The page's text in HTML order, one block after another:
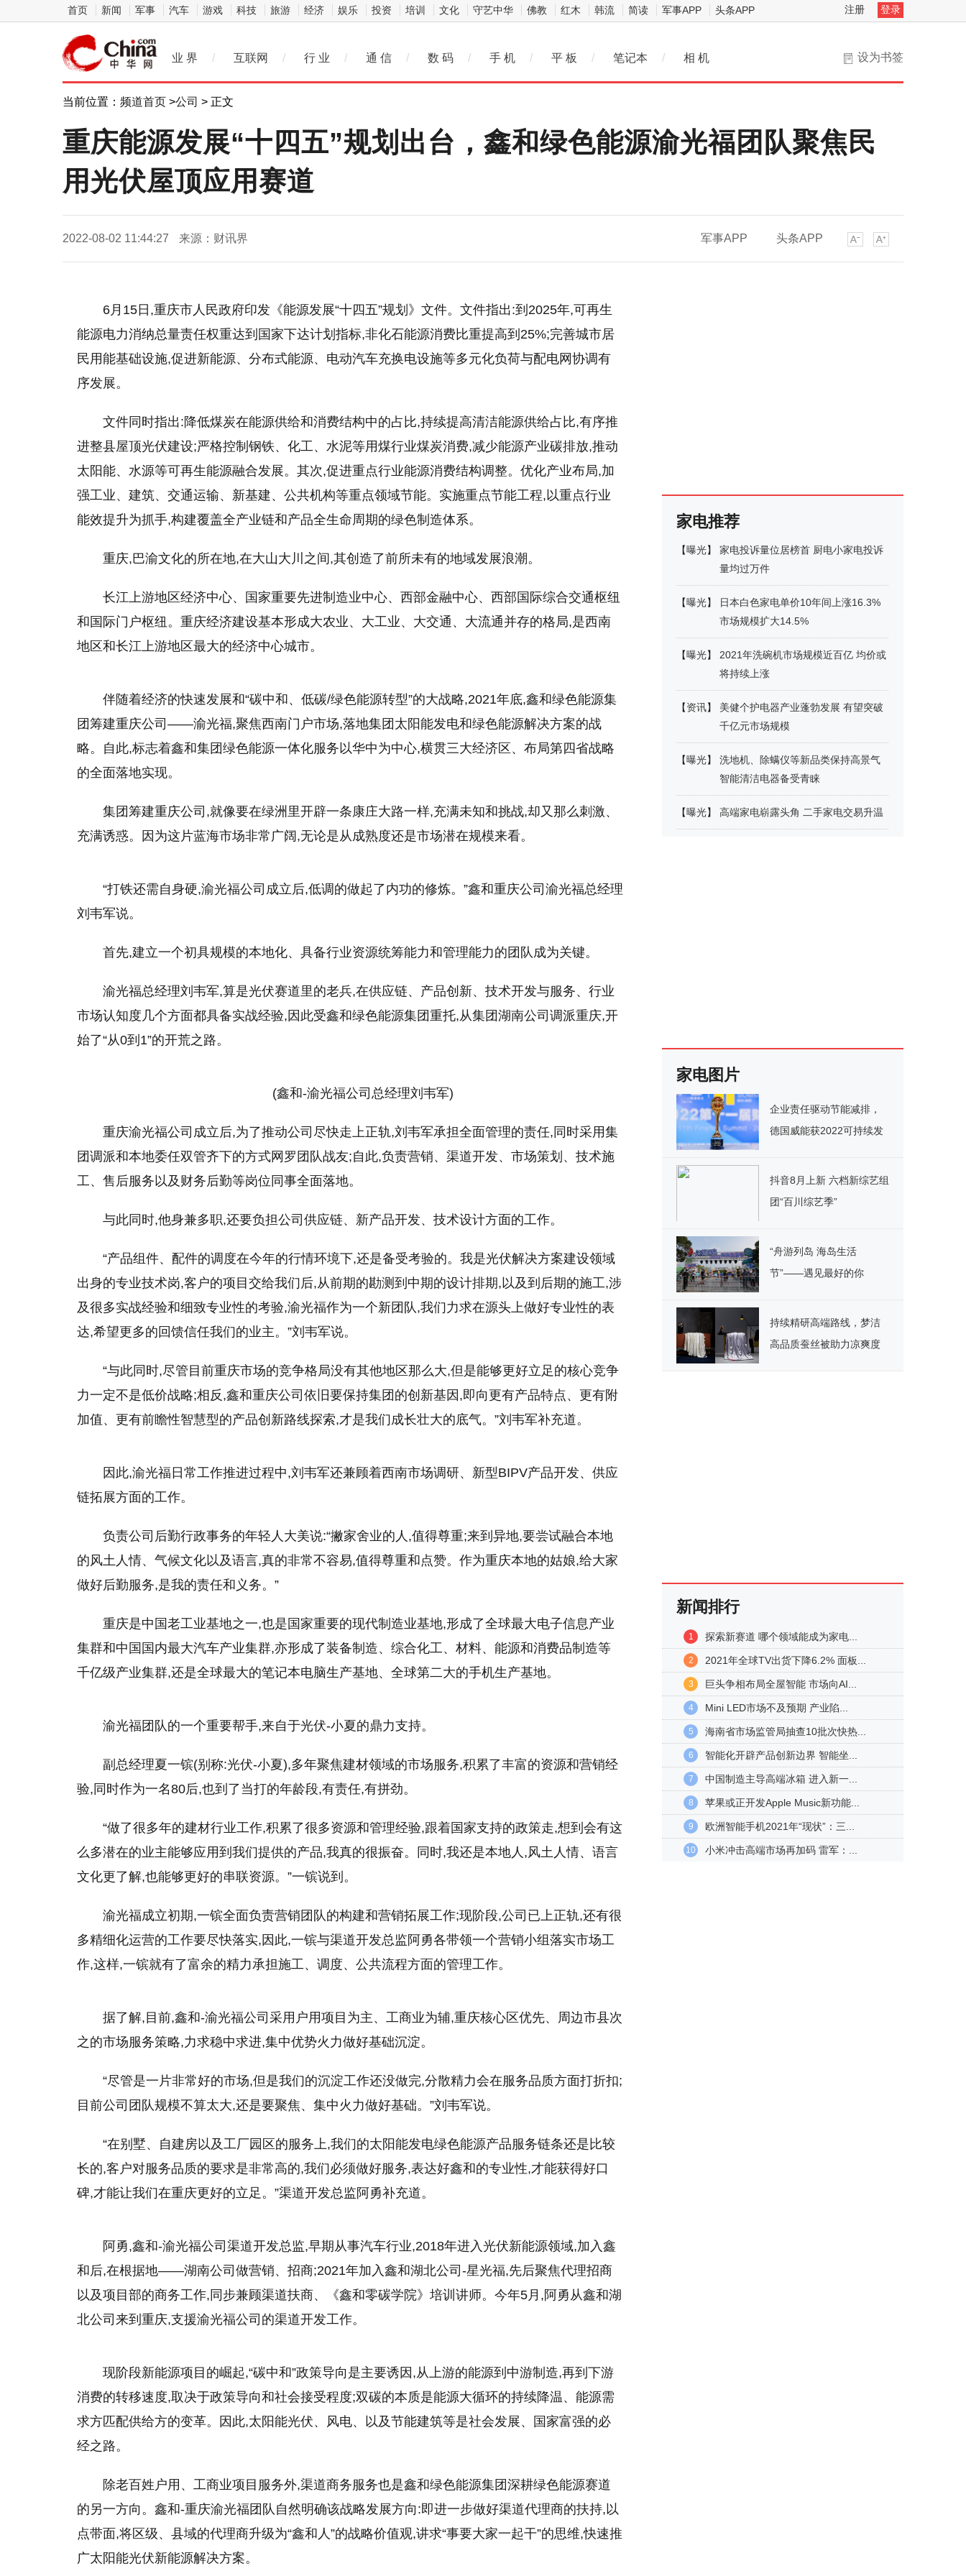
首页 新闻 军事 汽车 游戏 科技 旅游 经济 娱乐 投资 培训 文化 守艺中华 佛教 红木 韩流 简读 军事APP 头条APP 注册 登录
设为书签
业 界 / 互联网 / 行 业 / 通 信 / 数 码 / 手 机 / 平 板 / 笔记本 / 相 机
当前位置： 频道首页 >公司 > 正文
重庆能源发展“十四五”规划出台，鑫和绿色能源渝光福团队聚焦民
用光伏屋顶应用赛道
2022-08-02 11:44:27 来源：财讯界 军事APP 头条APP
6月15日,重庆市人民政府印发《能源发展“十四五”规划》文件。文件指出:到2025年,可再生
能源电力消纳总量责任权重达到 国家下达计划指标,非化石能源消费比重提高到25%;完善城市居
民用能基础设施,促进新能源、分布式能源、电动汽车充换电设施等多元化负荷与配电网协调有
序发展。
文件同时指出:降低煤炭在能源供给和消费结构中的占比,持续提高清洁能源供给占比,有序推
进整县屋顶光伏建设;严格控制钢铁、化工、水泥等用煤行业煤炭消费,减少能源产业碳排放,推动
太阳能、水源等可再生能源融合发展。其次,促进重点行业能源消费结构调整。优化产业布局,加
强工业、建筑、交通运输、新基建、公共机构等重点领域节能。实施重点节能工程,以重点行业
能效提升为抓手,构建覆盖全产业链和产品全生命周期的绿色制造体系。
重庆,巴渝文化的所在地,在大山大川之间,其创造了前所未有的地域发展浪潮。
长江上游地区经济中心、 国家重要先进制造业中心、西部金融中心、西部国际综合交通枢纽
和国际门户枢纽。重庆经济建设基本形成大农业、大工业、大交通、大流通并存的格局,是西南
地区和长江上游地区最大的经济中心城市。
伴随着经济的快速发展和“碳中和、低碳/绿色能源转型”的大战略,2021年底,鑫和绿色能源集
团筹建重庆公司——渝光福,聚焦西南门户市场,落地集团太阳能发电和绿色能源解决方案的战
略。自此,标志着鑫和集团绿色能源一体化服务以华中为中心,横贯三大经济区、布局第四省战略
的全面落地实现。
集团筹建重庆公司,就像要在绿洲里开辟一条康庄大路一样,充满未知和挑战,却又那么刺激、
充满诱惑。因为这片蓝海市场非常广阔,无论是从成熟度还是市场潜在规模来看。
“打铁还需自身硬,渝光福公司成立后,低调的做起了内功的修炼。”鑫和重庆公司渝光福总经理
刘韦军说。
首先,建立一个初具规模的本地化、具备行业资源统筹能力和管理能力的团队成为关键。
渝光福总经理刘韦军,算是光伏赛道里的老兵,在供应链、产品创新、技术开发与服务、行业
市场认知度几个方面都具备实战经验,因此受鑫和绿色能源集团重托,从集团湖南公司调派重庆,开
始了“从0到1”的开荒之路。
(鑫和-渝光福公司总经理刘韦军)
重庆渝光福公司成立后,为了推动公司尽快走上正轨,刘韦军承担全面管理的责任,同时采用集
团调派和本地委任双管齐下的方式网罗团队战友;自此,负责营销、渠道开发、市场策划、技术施
工、售后服务以及财务后勤等岗位同事全面落地。
与此同时,他身兼多职,还要负担公司供应链、新产品开发、技术设计方面的工作。
“产品组件、配件的调度在今年的行情环境下,还是备受考验的。我是光伏解决方案建设领域
出身的专业技术岗,客户的项目交给我们后,从前期的勘测到中期的设计排期,以及到后期的施工,涉
及很多实战经验和细致专业性的考验,渝光福作为一个新团队,我们力求在源头上做好专业性的表
达,希望更多的回馈信任我们的业主。”刘韦军说。
“与此同时,尽管目前重庆市场的竞争格局没有其他地区那么大,但是能够更好立足的核心竞争
力一定不是低价战略;相反,鑫和重庆公司依旧要保持集团的创新基因,即向更有产品特点、更有附
加值、更有前瞻性智慧型的产品创新路线探索,才是我们成长壮大的底气。”刘韦军补充道。
因此,渝光福日常工作推进过程中,刘韦军还兼顾着西南市场调研、新型BIPV产品开发、供应
链拓展方面的工作。
负责公司后勤行政事务的年轻人大美说:“撇家舍业的人,值得尊重;来到异地,要尝试融合本地
的风土人情、气候文化以及语言,真的非常不容易,值得尊重和点赞。作为重庆本地的姑娘,给大家
做好后勤服务,是我的责任和义务。”
重庆是中国老工业基地之一,也是 国家重要的现代制造业基地,形成了全球最大电子信息产业
集群和中国国内最大汽车产业集群,亦形成了装备制造、综合化工、材料、能源和消费品制造等
千亿级产业集群,还是全球最大的笔记本电脑生产基地、全球第二大的手机生产基地。
渝光福团队的一个重要帮手,来自于光伏-小夏 的鼎力支持。
副总经理夏一镔(别称:光伏-小夏),多年聚焦建材领域的市场服务,积累了丰富的资源和营销经
验,同时作为一名80后,也到了当打的年龄段,有责任,有拼劲。
“做了很多年的建材行业工作,积累了很多资源和管理经验,跟着国家支持的政策走,想到会有这
么多潜在的业主能够应用到我们提供的产品,我真的很振奋。同时,我还是本地人,风土人情、语言
文化更了解,也能够更好的串联资源。”一镔说到。
渝光福成立初期,一镔全面负责营销团队的构建和营销拓展工作;现阶段,公司已上正轨,还有很
多精细化运营的工作要尽快落实,因此,一镔与渠道开发总监阿勇各带领一个营销小组 落实市场工
作,这样,一镔就有了富余的精力承担施工、调度、公共流程方面的管理工作。
据了解,目前,鑫和-渝光福公司采用户用项目为主、工商业为辅,重庆核心区优先、周边市县次
之的市场服务策略,力求稳中求进,集中优势火力做好基础沉淀。
“尽管是一片非常好的市场,但是我们的沉淀工作还没做完,分散精力会在服务品质方面打折扣;
目前公司团队规模不算太大,还是要聚焦、集中火力做好基础。”刘韦军说。
“在别墅、自建房以及工厂园区的服务上,我们的太阳能发电绿色能源产品服务链条还是比较
长的,客户对服务品质的要求是非常高的,我们必须做好服务,表达好鑫和的专业性,才能获得好口
碑,才能让我们在重庆更好的立足。”渠道开发总监阿勇补充道。
阿勇,鑫和-渝光福公司渠道开发总监,早期从事汽车行业,2018年进入光伏新能源领域,加入鑫
和后,在根据地——湖南公司做营销、招商;2021年加入鑫和湖北公司-星光福,先后聚焦代理招商
以及项目部的商务工作,同步兼顾渠道扶商、《鑫和零碳学院》培训讲师。今年5月,阿勇从鑫和湖
北公司来到重庆,支援渝光福公司的渠道开发工作。
现阶段新能源项目的崛起,“碳中和”政策导向是主要诱因,从上游的能源到中游制造,再到下游
消费的转移速度,取决于政策导向和社会接受程度;双碳的本质是能源大循环的持续降温、能源需
求方匹配供给方的变革。因此,太阳能光伏、风电、以及节能建筑等是社会发展、
国家富强的必
经之路。
除老百姓户用、工商业项目服务外,渠道商务服务也是鑫和绿色能源集团深耕绿色能源赛道
的另一方向。鑫和-重庆渝光福团队自然明确该战略发展方向:即进一步做好渠道代理商的扶持,以
点带面,将区级、县域的代理商升级为“鑫和人”的战略价值观,讲求“事要大家一起干”的思维,快速推
广太阳能光伏新能源解决方案。
家电推荐
【曝光】
家电投诉量位居榜首 厨电小家电投诉
量均过万件
【曝光】
日本白色家电单价10年间上涨16.3%
市场规模扩大14.5%
【曝光】
2021年洗碗机市场规模近百亿 均价或
将持续上涨
【资讯】
美健个护电器产业蓬勃发展 有望突破
千亿元市场规模
【曝光】
洗地机、除螨仪等新品类保持高景气
智能清洁电器备受青睐
【曝光】 高端家电崭露头角 二手家电交易升温
家电图片
企业责任驱动节能减排，
德国威能获2022可持续发
抖音8月上新 六档新综艺组
团“百川综艺季”
“舟游列岛 海岛生活
节”——遇见最好的你
持续精研高端路线，梦洁
高品质蚕丝被助力凉爽度
新闻排行
1 探索新赛道 哪个领域能成为家电...
2 2021年全球TV出货下降6.2% 面板...
3 巨头争相布局全屋智能 市场向AI...
4 Mini LED市场不及预期 产业陷...
5 海南省市场监管局抽查10批次快热...
6 智能化开辟产品创新边界 智能坐...
7 中国制造主导高端冰箱 进入新一...
8 苹果或正开发Apple Music新功能...
9 欧洲智能手机2021年“现状”：三...
10 小米冲击高端市场再加码 雷军：...